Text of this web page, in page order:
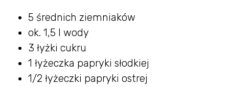
5 średnich ziemniaków
ok. 1,5 l wody
3 łyżki cukru
1 łyżeczka papryki słodkiej
1/2 łyżeczki papryki ostrej